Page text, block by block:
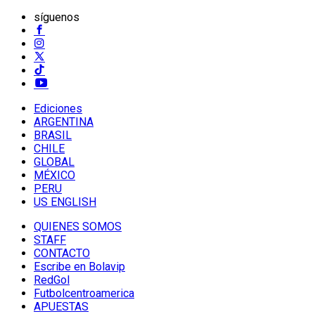
síguenos
Ediciones
ARGENTINA
BRASIL
CHILE
GLOBAL
MÉXICO
PERU
US ENGLISH
QUIENES SOMOS
STAFF
CONTACTO
Escribe en Bolavip
RedGol
Futbolcentroamerica
APUESTAS